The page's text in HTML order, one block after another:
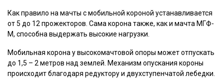
Как правило на мачты с мобильной короной устанавливается
от 5 до 12 прожекторов. Сама корона также, как и мачта МГФ-
М, способна выдержать высокие нагрузки.
Мобильная корона у высокомачтовой опоры может отпускать
до 1,5 – 2 метров над землей. Механизм опускания короны
происходит благодаря редуктору и двухступенчатой лебедки.